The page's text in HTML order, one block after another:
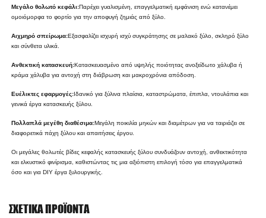
Μεγάλο θολωτό κεφάλι:Παρέχει γυαλισμένη, επαγγελματική εμφάνιση ενώ κατανέμει
ομοιόμορφα το φορτίο για την αποφυγή ζημιάς από ξύλο.
Αιχμηρό σπείρωμα:Εξασφαλίζει ισχυρή ισχύ συγκράτησης σε μαλακό ξύλο, σκληρό ξύλο
και σύνθετα υλικά.
Ανθεκτική κατασκευή:Κατασκευασμένο από υψηλής ποιότητας ανοξείδωτο χάλυβα ή
κράμα χάλυβα για αντοχή στη διάβρωση και μακροχρόνια απόδοση.
Ευέλικτες εφαρμογές:Ιδανικό για ξύλινα πλαίσια, καταστρώματα, έπιπλα, ντουλάπια και
γενικά έργα κατασκευής ξύλου.
Πολλαπλά μεγέθη διαθέσιμα:Μεγάλη ποικιλία μηκών και διαμέτρων για να ταιριάζει σε
διαφορετικά πάχη ξύλου και απαιτήσεις έργου.
Οι μεγάλες θολωτές βίδες κεφαλής κατασκευής ξύλου συνδυάζουν αντοχή, ανθεκτικότητα
και ελκυστικό φινίρισμα, καθιστώντας τις μια αξιόπιστη επιλογή τόσο για επαγγελματικά
όσο και για DIY έργα ξυλουργικής.
ΣΧΕΤΙΚΆ ΠΡΟΪΌΝΤΑ